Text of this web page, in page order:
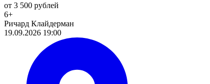
от 3 500 рублей
6+
Ричард Клайдерман
19.09.2026 19:00